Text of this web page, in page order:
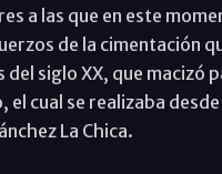
a las que en este
de la cimentación
siglo XX, que macizó
cual se realizaba
La Chica.